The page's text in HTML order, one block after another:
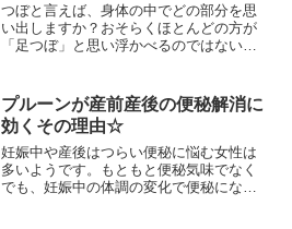
つぼと言えば、身体の中でどの部分を思
い出しますか？おそらくほとんどの方が
「足つぼ」と思い浮かべるのではないで
出来るので、男女問わず足つぼマッサー
ジに興味を持つ方は非常に増えていま
す。そこで今回は、特に女性の方が頭を
悩ませている「便秘」に効果的な足の...
プルーンが産前産後の便秘解消に
効くその理由☆
妊娠中や産後はつらい便秘に悩む女性は
多いようです。もともと便秘気味でなく
でも、妊娠中の体調の変化で便秘になっ